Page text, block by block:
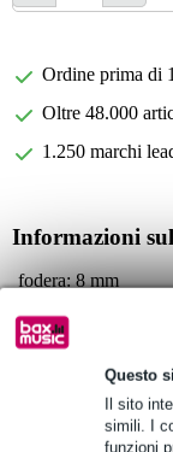
Questo
Il sito
simili. I
funzioni
Ordine prima di
Oltre 48.000
1.250 marchi
Informazioni
fodera: 8 mm
materiale: nylon
dimensioni: 48 x 28
Specifiche complete